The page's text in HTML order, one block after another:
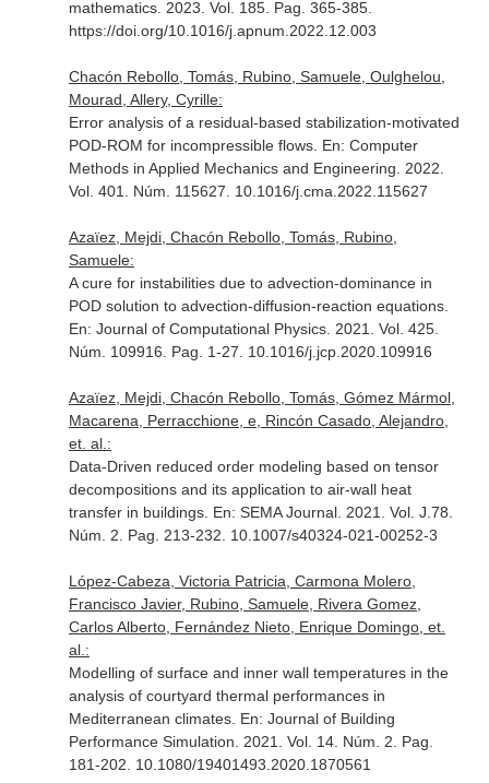
mathematics. 2023. Vol. 185. Pag. 365-385.
https://doi.org/10.1016/j.apnum.2022.12.003
Chacón Rebollo, Tomás, Rubino, Samuele, Oulghelou,
Mourad, Allery, Cyrille:
Error analysis of a residual-based stabilization-motivated
POD-ROM for incompressible flows. En: Computer
Methods in Applied Mechanics and Engineering . 2022.
Vol. 401. Núm. 115627. 10.1016/j.cma.2022.115627
Azaïez, Mejdi, Chacón Rebollo, Tomás, Rubino,
Samuele:
A cure for instabilities due to advection-dominance in
POD solution to advection-diffusion-reaction equations.
En: Journal of Computational Physics. 2021. Vol. 425.
Núm. 109916. Pag. 1-27. 10.1016/j.jcp.2020.109916
Azaïez, Mejdi, Chacón Rebollo, Tomás, Gómez Mármol,
Macarena, Perracchione, e, Rincón Casado, Alejandro,
et. al.:
Data-Driven reduced order modeling based on tensor
decompositions and its application to air-wall heat
transfer in buildings. En: SEMA Journal. 2021. Vol. J.78.
Núm. 2. Pag. 213-232. 10.1007/s40324-021-00252-3
López-Cabeza, Victoria Patricia, Carmona Molero,
Francisco Javier, Rubino, Samuele, Rivera Gomez,
Carlos Alberto, Fernández Nieto, Enrique Domingo, et.
al.:
Modelling of surface and inner wall temperatures in the
analysis of courtyard thermal performances in
Mediterranean climates. En: Journal of Building
Performance Simulation . 2021. Vol. 14. Núm. 2. Pag.
181-202. 10.1080/19401493.2020.1870561